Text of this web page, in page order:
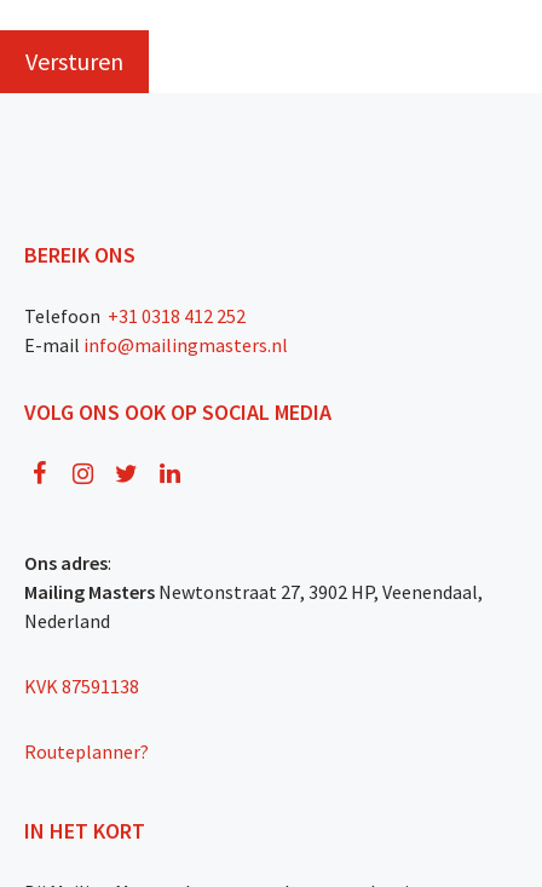
BEREIK ONS
Telefoon +31 0318 412 252
E-mail info@mailingmasters.nl
VOLG ONS OOK OP SOCIAL MEDIA
Ons adres:
Mailing Masters Newtonstraat 27, 3902 HP, Veenendaal,
Nederland
KVK 87591138
Routeplanner?
IN HET KORT